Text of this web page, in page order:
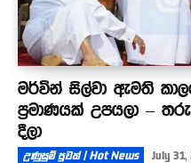
මර්වින් සිල්වා ඇමති
ප්‍රමාණයක් උපයලා –
දීලා
උණුසුම් පුවත් | Hot News July